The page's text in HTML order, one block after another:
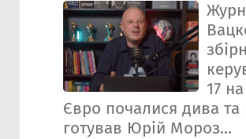
17
Євро почалися дива та
готував Юрій Мороз...